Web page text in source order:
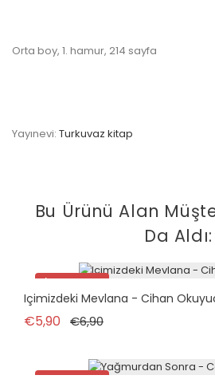
Orta boy, 1. hamur, 214 sayfa
Yayınevi: Turkuvaz kitap
Bu Ürünü Alan
Da Aldı:
İndirimde!
Içimizdeki Mevlana - Cihan
€5,90 Normal fiyat
€6,90Fiyat